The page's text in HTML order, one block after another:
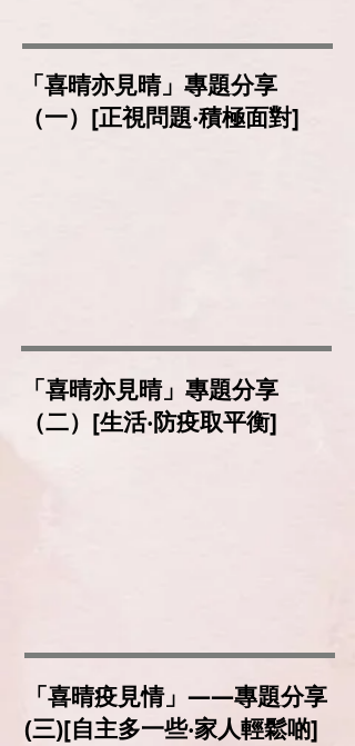
「喜晴亦見晴」專題分享
（一）[正視問題‧積極面對]
「喜晴亦見晴」專題分享
（二）[生活‧防疫取平衡]
「喜晴疫見情」——專題分享
(三)[自主多一些‧家人輕鬆啲]